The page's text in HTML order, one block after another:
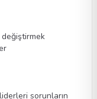
değiştirmek
sorunların